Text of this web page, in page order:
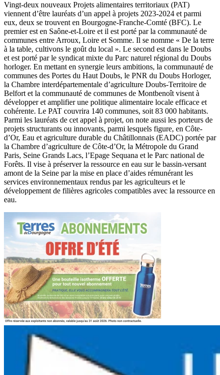
Vingt-deux nouveaux Projets alimentaires territoriaux (PAT)
viennent d’être lauréats d’un appel à projets 2023-2024 et parmi
eux, deux se trouvent en Bourgogne-Franche-Comté (BFC). Le
premier est en Saône-et-Loire et il est porté par la communauté de
communes entre Arroux, Loire et Somme. Il se nomme « De la terre
à la table, cultivons le goût du local ». Le second est dans le Doubs
et est porté par le syndicat mixte du Parc naturel régional du Doubs
horloger. En mettant en synergie leurs ambitions, la communauté de
communes des Portes du Haut Doubs, le PNR du Doubs Horloger,
la Chambre interdépartementale d’agriculture Doubs-Territoire de
Belfort et la communauté de communes de Montbenoît visent à
développer et amplifier une politique alimentaire locale efficace et
cohérente. Le PAT couvrira 140 communes, soit 83 000 habitants.
Parmi les lauréats de cet appel à projet, on note aussi les porteurs de
projets structurants ou innovants, parmi lesquels figure, en Côte-
d’Or, Eau et agriculture durable du Châtillonnais (EADC) portée par
la Chambre d’agriculture de Côte-d’Or, la Métropole du Grand
Paris, Seine Grands Lacs, l’Epage Sequana et le Parc national de
Forêts. Il vise à préserver la ressource en eau sur le bassin-versant
amont de la Seine par la mise en place d’aides rémunérant les
services environnementaux rendus par les agriculteurs et le
développement de filières agricoles compatibles avec la ressource en
eau.